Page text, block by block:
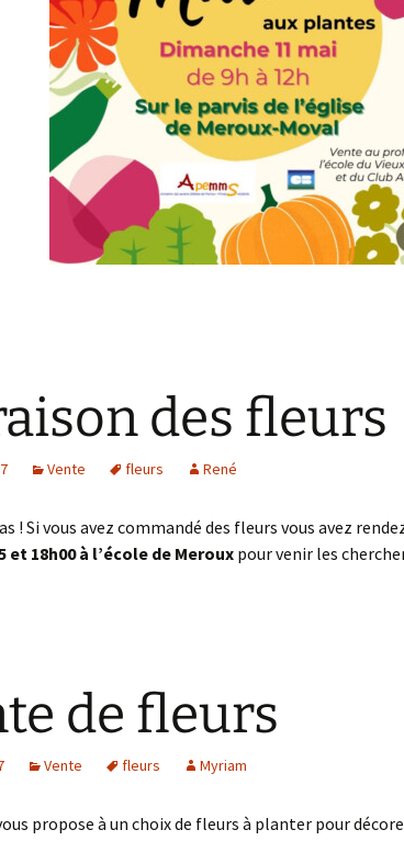
des fleurs
Vente fleurs René
! Si vous avez commandé des fleurs vous avez
et 18h00 à l’école de Meroux pour venir les
de fleurs
Vente fleurs Myriam
vous propose à un choix de fleurs à planter pour